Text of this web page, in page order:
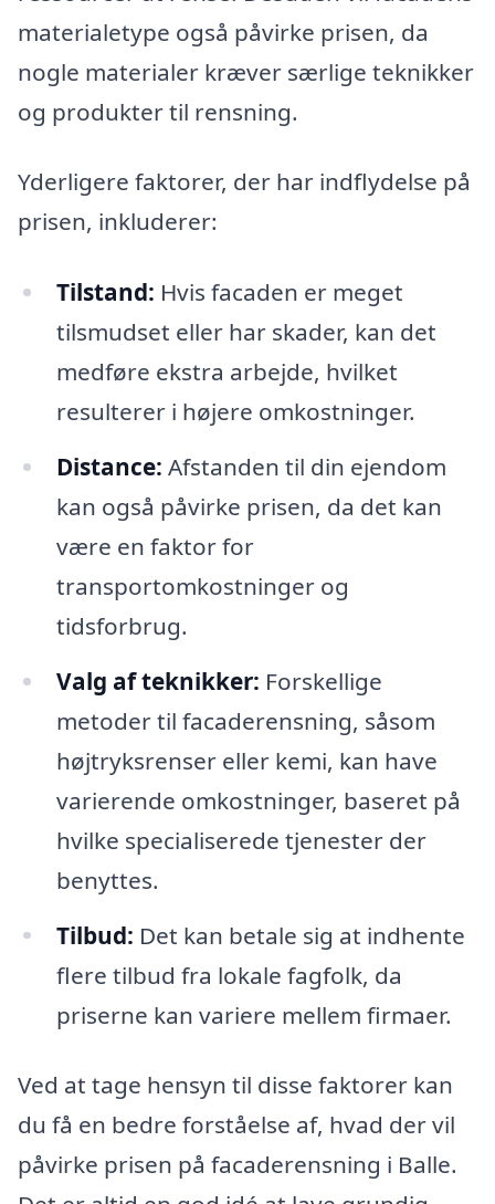
materialetype også påvirke prisen, da
nogle materialer kræver særlige teknikker
og produkter til rensning.
Yderligere faktorer, der har indflydelse på
prisen, inkluderer:
Tilstand: Hvis facaden er meget
tilsmudset eller har skader, kan det
medføre ekstra arbejde, hvilket
resulterer i højere omkostninger.
Distance: Afstanden til din ejendom
kan også påvirke prisen, da det kan
være en faktor for
transportomkostninger og
tidsforbrug.
Valg af teknikker: Forskellige
metoder til facaderensning, såsom
højtryksrenser eller kemi, kan have
varierende omkostninger, baseret på
hvilke specialiserede tjenester der
benyttes.
Tilbud: Det kan betale sig at indhente
flere tilbud fra lokale fagfolk, da
priserne kan variere mellem firmaer.
Ved at tage hensyn til disse faktorer kan
du få en bedre forståelse af, hvad der vil
påvirke prisen på facaderensning i Balle.